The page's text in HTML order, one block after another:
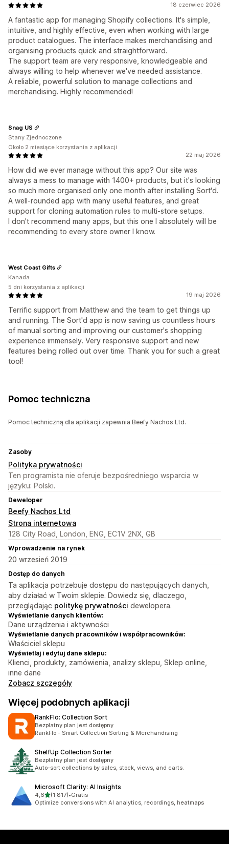
18 czerwiec 2026
A fantastic app for managing Shopify collections. It's simple,
intuitive, and highly effective, even when working with large
product catalogues. The interface makes merchandising and
organising products quick and straightforward.
The support team are very responsive, knowledgeable and
always willing to help whenever we've needed assistance.
A reliable, powerful solution to manage collections and
merchandising. Highly recommended!
22 maj 2026
How did we ever manage without this app? Our site was
always a mess to manage with 1400+ products, but it's looking
so much more organised only one month after installing Sort'd.
A well-rounded app with many useful features, and great
support for cloning automation rules to multi-store setups.
I don't recommend many apps, but this one I absolutely will be
recommending to every store owner I know.
Snag US
Stany Zjednoczone
Około 2 miesiące korzystania z aplikacji
19 maj 2026
Terrific support from Matthew and the team to get things up
and running. The Sort'd app is now saving us countless hours
of manual sorting and improving our customer's shopping
experience immensely. Very responsive support and new
features being rolled out over time. Thank you for such a great
tool!
West Coast Gifts
Kanada
5 dni korzystania z aplikacji
Pomoc techniczna
Pomoc techniczną dla aplikacji zapewnia Beefy Nachos Ltd.
Zasoby
Polityka prywatności
Ten programista nie oferuje bezpośredniego wsparcia w
języku: Polski.
Deweloper
Beefy Nachos Ltd
Strona internetowa
128 City Road, London, ENG, EC1V 2NX, GB
Wprowadzenie na rynek
20 wrzesień 2019
Dostęp do danych
Ta aplikacja potrzebuje dostępu do następujących danych,
aby działać w Twoim sklepie. Dowiedz się, dlaczego,
przeglądając politykę prywatności dewelopera.
Wyświetlanie danych klientów:
Dane urządzenia i aktywności
Wyświetlanie danych pracowników i współpracowników:
Właściciel sklepu
Wyświetlaj i edytuj dane sklepu:
Klienci, produkty, zamówienia, analizy sklepu, Sklep online,
inne dane
Zobacz szczegóły
Więcej podobnych aplikacji
RankFlo: Collection Sort
Bezpłatny plan jest dostępny
RankFlo - Smart Collection Sorting & Merchandising
ShelfUp Collection Sorter
Bezpłatny plan jest dostępny
Auto-sort collections by sales, stock, views, and carts.
Microsoft Clarity: AI Insights
4,6na 5 gwiazdek
(1 817)
Łączna liczba recenzji: 1817
•Gratis
Optimize conversions with AI analytics, recordings, heatmaps